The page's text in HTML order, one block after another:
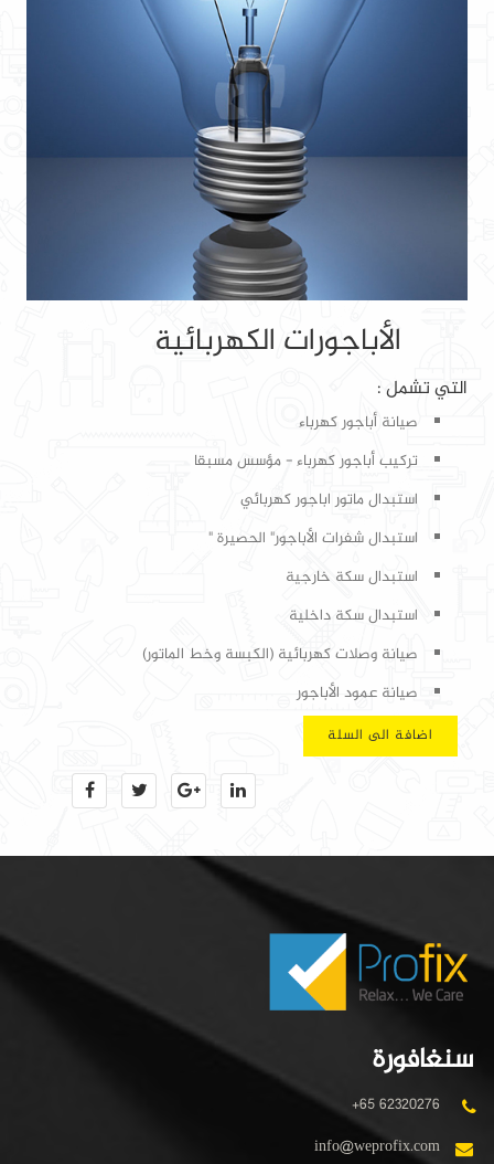
الأباجورات الكهربائية
التي تشمل :
صيانة أباجور كهرباء
تركيب أباجور كهرباء - مؤسس مسبقا
استبدال ماتور اباجور كهربائي
استبدال شفرات الأباجور" الحصيرة "
استبدال سكة خارجية
استبدال سكة داخلية
صيانة وصلات كهربائية (الكبسة وخط الماتور)
صيانة عمود الأباجور
اضافة الى السلة
سنغافورة
+65 62320276
info@weprofix.com